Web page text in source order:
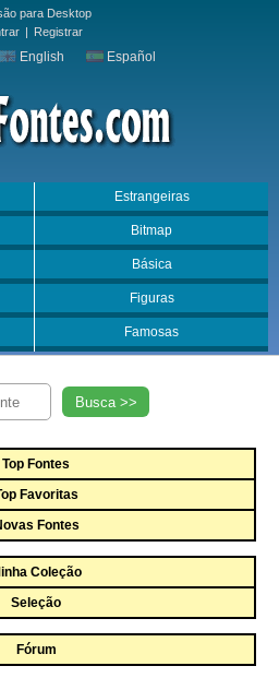
para Desktop
| Registrar
English Español
Estrangeiras
Bitmap
Básica
Figuras
Famosas
Busca >>
Top Fontes
Favoritas
Fontes
Coleção
Seleção
Fórum